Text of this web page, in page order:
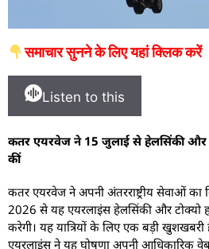
समाचार सुनने के लिए यहां क्लिक करें
Listen to this
कतर एयरवेज ने 15 जुलाई से हेलसिंकी और
कीं
कतर एयरवेज ने अपनी अंतरराष्ट्रीय सेवाओं का
2026 से यह एयरलाइंस हेलसिंकी और टोक्यो
करेगी। यह यात्रियों के लिए एक बड़ी खुशखबरी
एयरलाइंस ने यह घोषणा अपनी आधिकारिक